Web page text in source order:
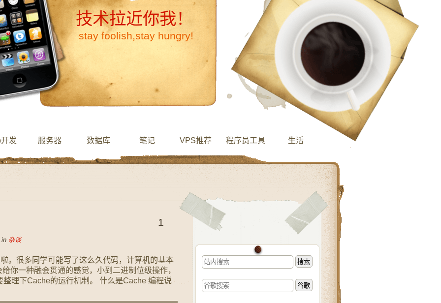
技术拉近你我！
stay foolish,stay hungry!
发 服务器 数据库 笔记 VPS推荐 程序员工具 生活
1
in 杂谈
。很多同学可能写了这么久代码，计算机的基本
你一种融会贯通的感觉，小到二进制位级操作，
理下Cache的运行机制。 什么是Cache 编程说